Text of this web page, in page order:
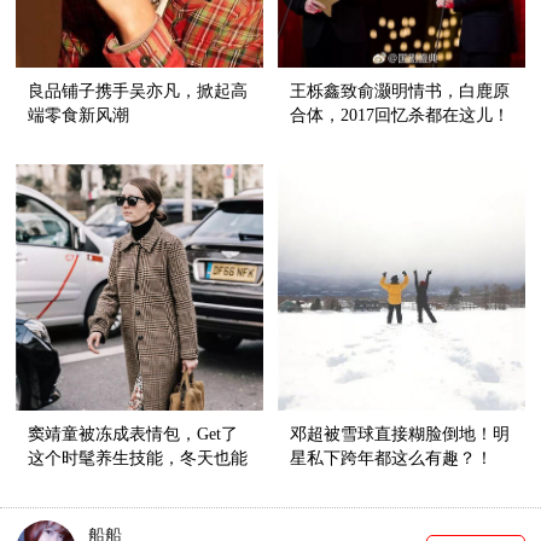
良品铺子携手吴亦凡，掀起高
端零食新风潮
王栎鑫致俞灏明情书，白鹿原
合体，2017回忆杀都在这儿！
窦靖童被冻成表情包，Get了
这个时髦养生技能，冬天也能
邓超被雪球直接糊脸倒地！明
星私下跨年都这么有趣？！
船船